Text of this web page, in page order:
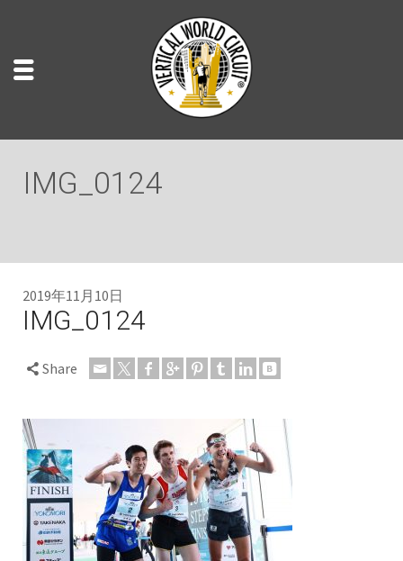
IMG_0124
2019年11月10日
IMG_0124
Share